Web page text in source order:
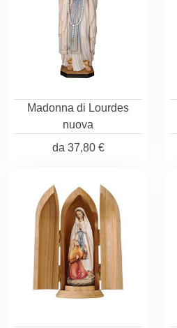
Madonna di Lourdes
nuova
da 37,80 €